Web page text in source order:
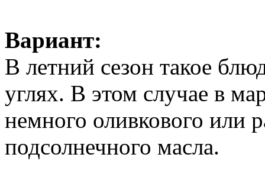
Вариант:
В летний сезон такое
углях. В этом случае в
немного оливкового или
подсолнечного масла.